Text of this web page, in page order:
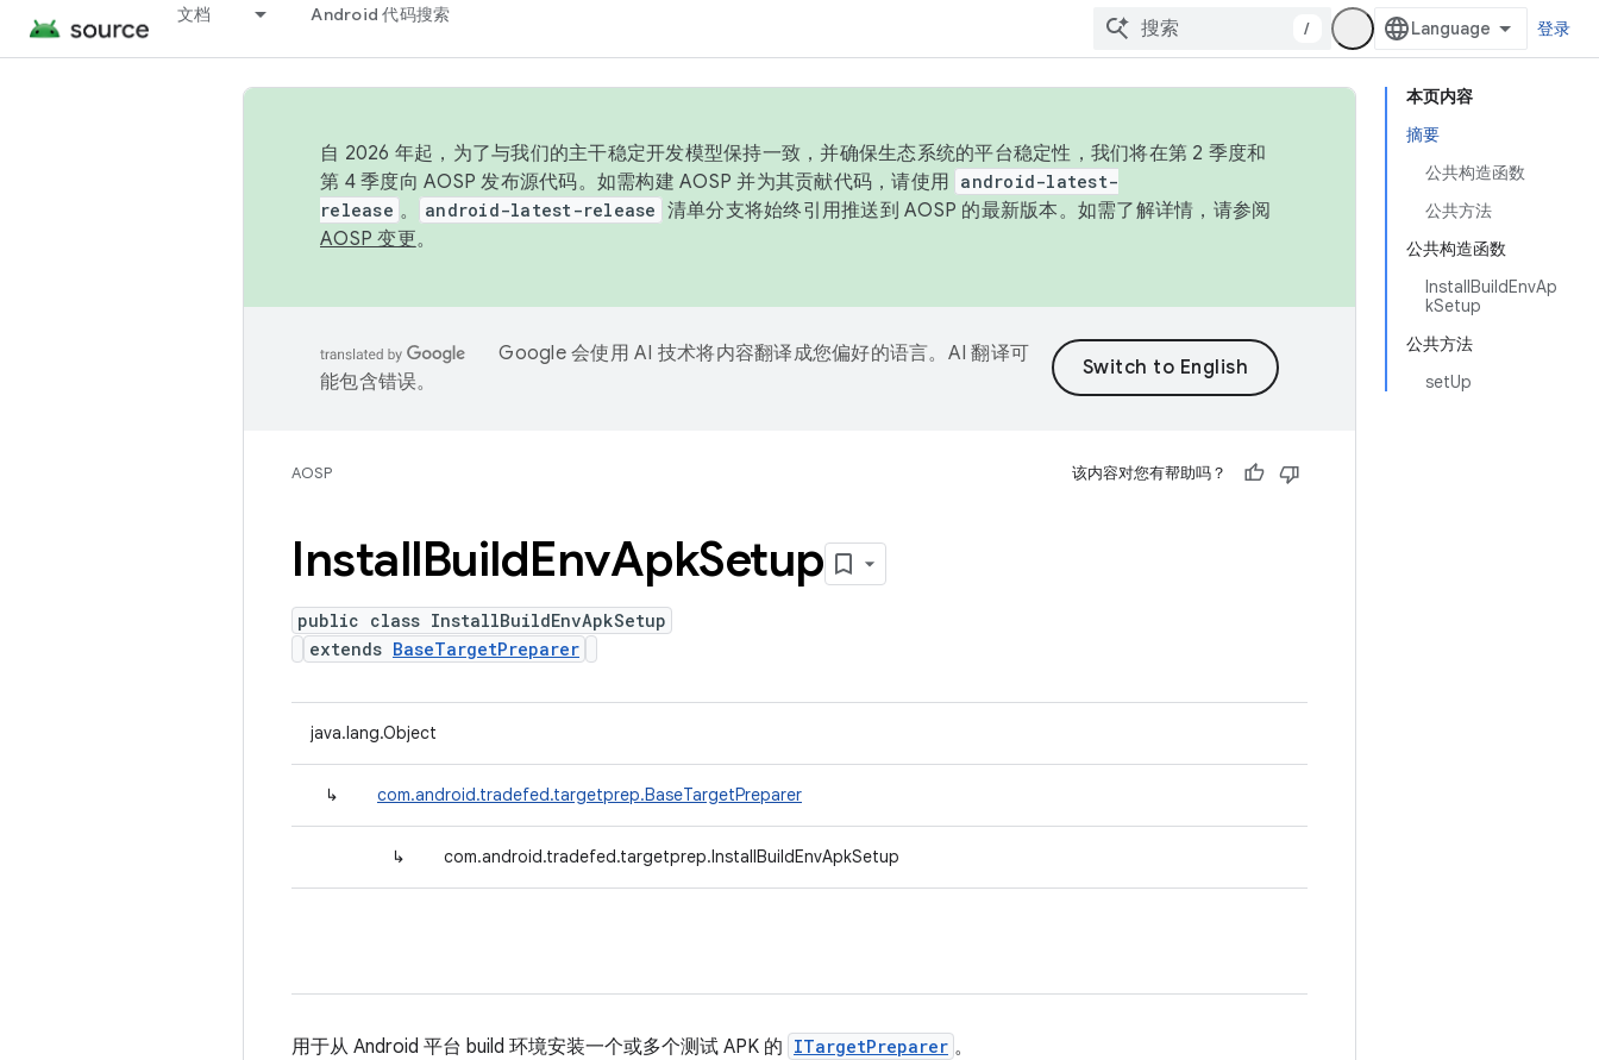
文档 Android 代码搜索
/ 登录
本页内容
摘要
公共构造函数
公共方法
公共构造函数
InstallBuildEnvAp
kSetup
公共方法
setUp
自 2026 年起，为了与我们的主干稳定开发模型保持一致，并确保生态系统的平台稳定性，我们将在第 2 季度和
第 4 季度向 AOSP 发布源代码。如需构建 AOSP 并为其贡献代码，请使用 android-latest-
release 。 android-latest-release 清单分支将始终引用推送到 AOSP 的最新版本。如需了解详情，请参阅
AOSP 变更。
Google 会使用 AI 技术将内容翻译成您偏好的语言。AI 翻译可
能包含错误。
AOSP 该内容对您有帮助吗？
InstallBuildEnvApkSetup
public class InstallBuildEnvApkSetup
extends BaseTargetPreparer
java.lang.Object
↳ com.android.tradefed.targetprep.BaseTargetPreparer
↳ com.android.tradefed.targetprep.InstallBuildEnvApkSetup
用于从 Android 平台 build 环境安装一个或多个测试 APK 的 ITargetPreparer 。